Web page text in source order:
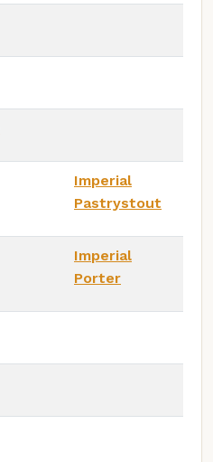
Imperial
Pastrystout
Imperial
Porter